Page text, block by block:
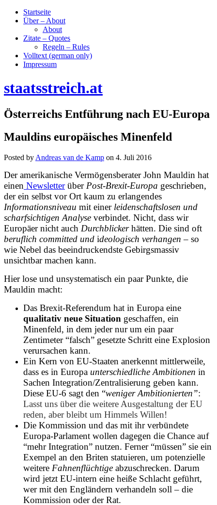
Startseite
Über – About
About
Zitate – Quotes
Regeln – Rules
Volltext (german only)
Impressum
staatsstreich.at
Österreichs Entführung nach EU-Europa
Mauldins europäisches Minenfeld
Posted by Andreas van de Kamp on 4. Juli 2016
Der amerikanische Vermögensberater John Mauldin hat
einen Newsletterüber Post-Brexit-Europa geschrieben,
der ein selbst vor Ort kaum zu erlangendes
Informationsniveau mit einer leidenschaftslosen und
scharfsichtigen Analyse verbindet. Nicht, dass wir
Europäer nicht auch Durchblickerhätten. Die sind oft
beruflich committed und ideologisch verhangen – so
wie Nebel das beeindruckendste Gebirgsmassiv
unsichtbar machen kann.
Hier lose und unsystematisch ein paar Punkte, die
Mauldin macht:
Das Brexit-Referendum hat in Europa eine
qualitativ neue Situation geschaffen, ein
Minenfeld, in dem jeder nur um ein paar
Zentimeter “falsch” gesetzte Schritt eine Explosion
verursachen kann.
Ein Kern von EU-Staaten anerkennt mittlerweile,
dass es in Europa unterschiedliche Ambitionen in
Sachen Integration/Zentralisierung geben kann.
Diese EU-6 sagt den “weniger Ambitionierten”:
Lasst uns über die weitere Ausgestaltung der EU
reden, aber bleibt um Himmels Willen!
Die Kommission und das mit ihr verbündete
Europa-Parlament wollen dagegen die Chance auf
“mehr Integration” nutzen. Ferner “müssen” sie ein
Exempel an den Briten statuieren, um potenzielle
weitere Fahnenflüchtige abzuschrecken. Darum
wird jetzt EU-intern eine heiße Schlacht geführt,
wer mit den Engländern verhandeln soll – die
Kommission oder der Rat.